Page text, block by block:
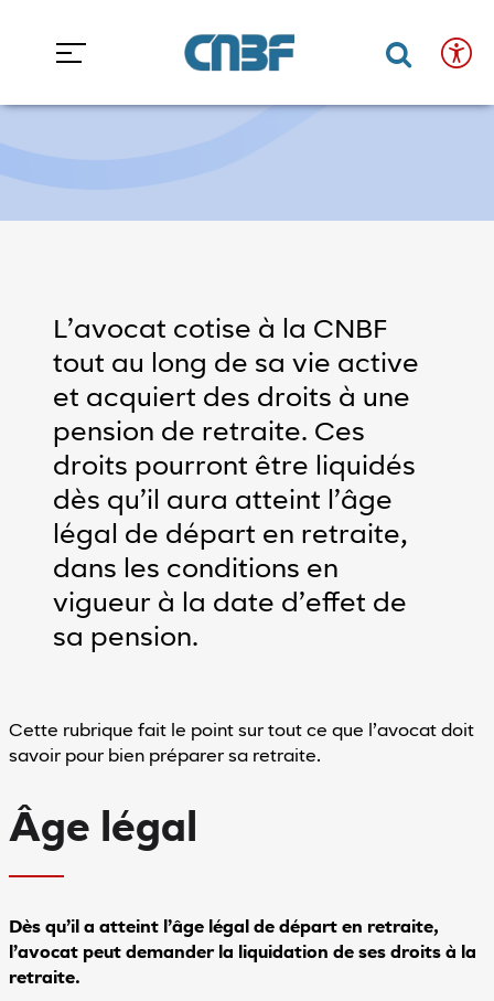
Confort
lecture
la taille du texte
Augmenter la taille du texte
clair/sombre
clairMode sombre
Espacement
entre
l'espacement entre les lignes'
Augmenter l'espacement entre les lignes
En
savoir
plus
l'accessibilité
La préparation de la retraite
La préparation de la retraite
L’avocat cotise à la CNBF
tout au long de sa vie active
et acquiert des droits à une
pension de retraite. Ces
droits pourront être liquidés
dès qu’il aura atteint l’âge
légal de départ en retraite,
dans les conditions en
vigueur à la date d’effet de
sa pension.
Cette rubrique fait le point sur tout ce que l’avocat doit
savoir pour bien préparer sa retraite.
Âge légal
Dès qu’il a atteint l’âge légal de départ en retraite,
l’avocat peut demander la liquidation de ses droits à la
retraite.